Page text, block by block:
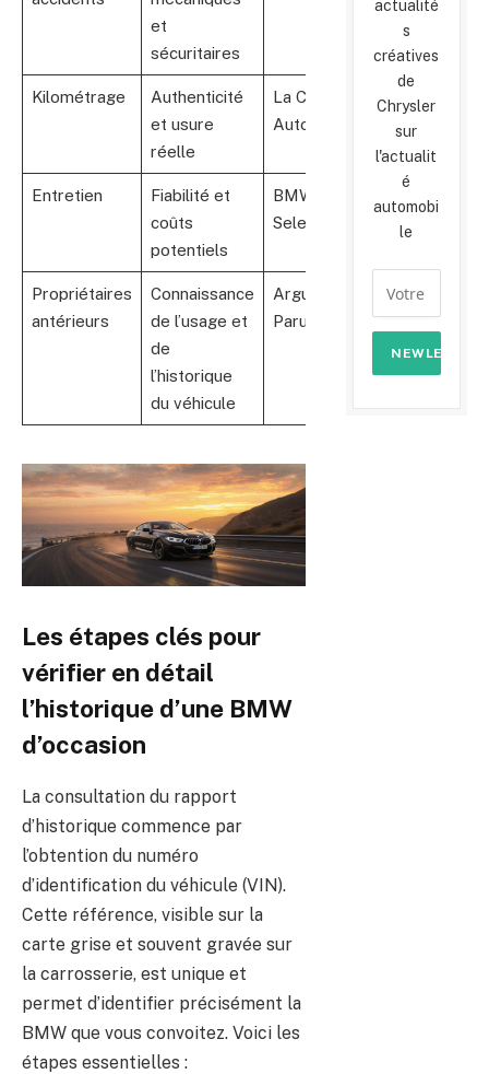
et
sécuritaires
Kilométrage
Authenticité
et usure
réelle
La Centrale,
AutoScout24
Entretien
Fiabilité et
coûts
potentiels
BMW Premium
Selection
Propriétaires
antérieurs
Connaissance
de l’usage et
de
l’historique
du véhicule
Argus,
ParuVendu
Les étapes clés pour
vérifier en détail
l’historique d’une BMW
d’occasion
La consultation du rapport
d’historique commence par
l’obtention du numéro
d’identification du véhicule (VIN).
Cette référence, visible sur la
carte grise et souvent gravée sur
la carrosserie, est unique et
permet d’identifier précisément la
BMW que vous convoitez. Voici les
étapes essentielles :
actualité
s
créatives
de
Chrysler
sur
l'actualit
é
automobi
le